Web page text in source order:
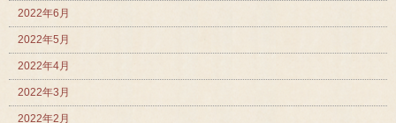
2022年6月
2022年5月
2022年4月
2022年3月
2022年2月